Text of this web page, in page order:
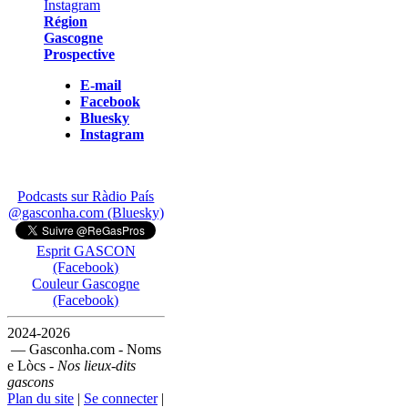
Région
Gascogne
Prospective
E-mail
Facebook
Bluesky
Instagram
Podcasts sur Ràdio País
@gasconha.com (Bluesky)
Esprit GASCON
(Facebook)
Couleur Gascogne
(Facebook)
2024-2026
— Gasconha.com - Noms
e Lòcs - Nos lieux-dits
gascons
Plan du site | Se connecter|